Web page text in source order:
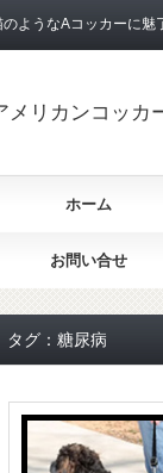
のようなAコッカーに魅
メリカンコッカ
ホーム
お問い合せ
タグ：糖尿病